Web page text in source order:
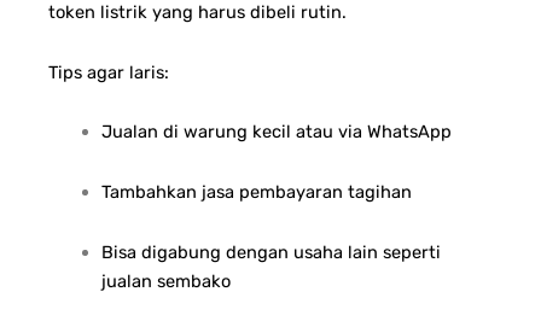
token listrik yang harus dibeli rutin.
Tips agar laris:
Jualan di warung kecil atau via WhatsApp
Tambahkan jasa pembayaran tagihan
Bisa digabung dengan usaha lain seperti
jualan sembako